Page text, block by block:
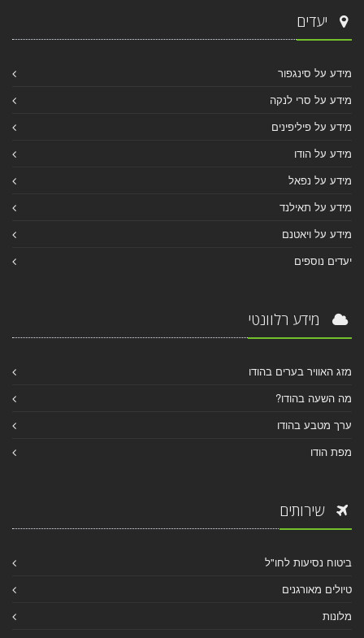
יעדים
מידע על סינגפור
מידע על סרי לנקה
מידע על פיליפינים
מידע על הודו
מידע על נפאל
מידע על תאילנד
מידע על ויאטנם
יעדים נוספים
מידע רלוונטי
מזג האוויר בערים בהודו
מה השעה בהודו?
ערך מטבע בהודו
מפת הודו
שירותים
ביטוח נסיעות לחו"ל
טיולים מאורגנים
מלונות